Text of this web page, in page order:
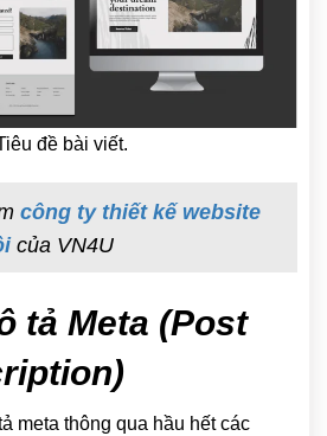
đề bài viết.
công ty thiết kế website
của VN4U
tả Meta (Post
meta thông qua hầu hết các